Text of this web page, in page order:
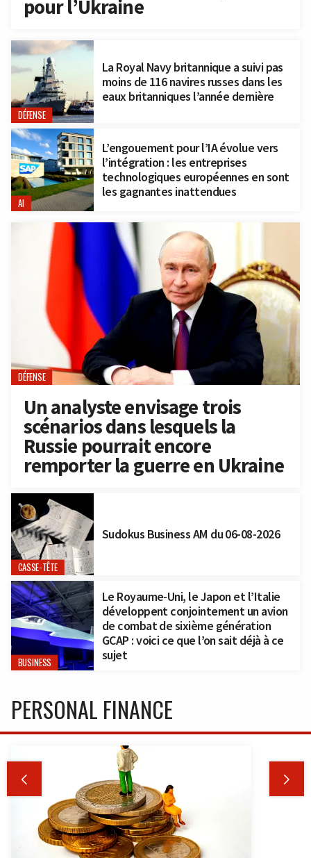
pour l’Ukraine
DÉFENSE
La Royal Navy britannique a suivi pas
moins de 116 navires russes dans les
eaux britanniques l’année dernière
AI
L’engouement pour l’IA évolue vers
l’intégration : les entreprises
technologiques européennes en sont
les gagnantes inattendues
DÉFENSE
Un analyste envisage trois
scénarios dans lesquels la
Russie pourrait encore
remporter la guerre en Ukraine
CASSE-TÊTE
Sudokus Business AM du 06-08-2026
BUSINESS
Le Royaume-Uni, le Japon et l’Italie
développent conjointement un avion
de combat de sixième génération
GCAP : voici ce que l’on sait déjà à ce
sujet
PERSONAL FINANCE
 